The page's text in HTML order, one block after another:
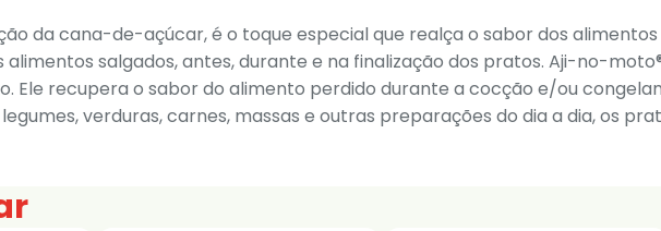
da cana-de-açúcar, é o toque especial que realça o sabor dos
alimentos salgados, antes, durante e na finalização dos pratos. Aji-no-
Ele recupera o sabor do alimento perdido durante a cocção e/ou
verduras, carnes, massas e outras preparações do dia a dia, os